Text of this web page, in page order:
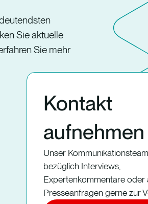
Sie aktuelle
Sie mehr
Kontakt
aufnehmen
Unser
bezüglich Interviews,
Expertenkommentare oder
Presseanfragen gerne zur